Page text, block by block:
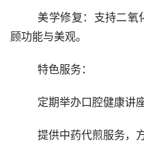
顾功能与美观。
	特色服务：
定期举办口腔健康讲
提供中药代煎服务，